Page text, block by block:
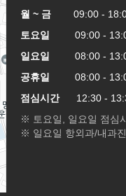
월 ~ 금 09:00 -
토요일
09:00 -
일요일
08:00 -
공휴일
08:00 -
점심시간12:30 -
※ 토요일, 일요일 점심
※ 일요일 항외과/내과